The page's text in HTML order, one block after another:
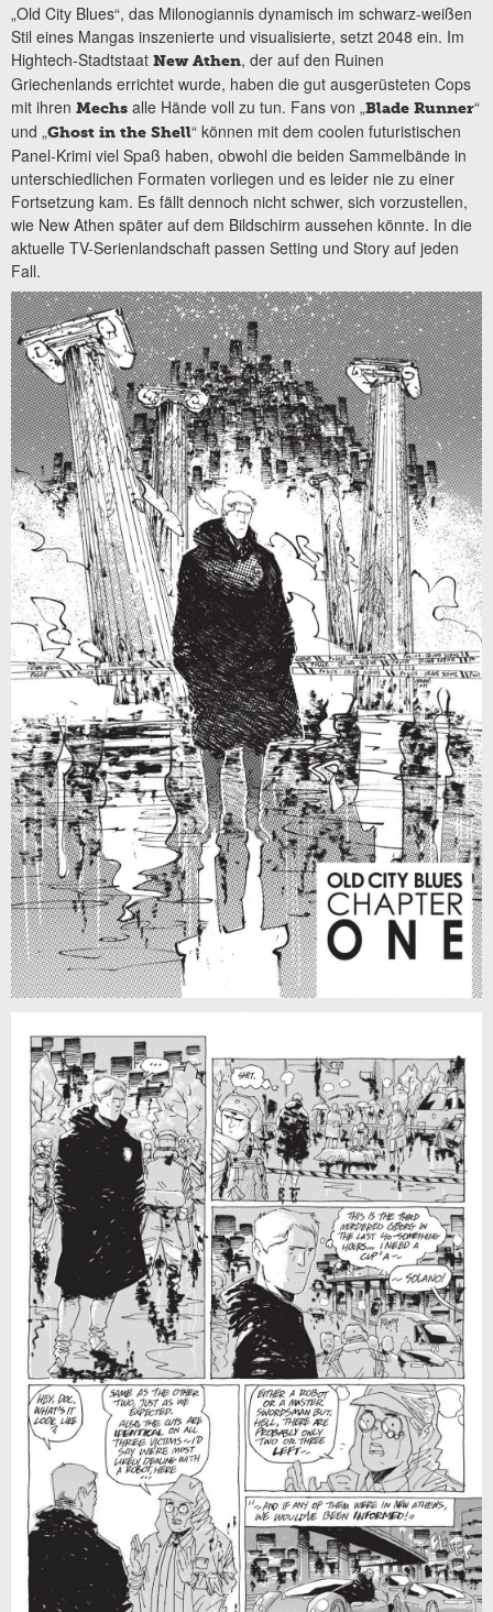
„Old City Blues“, das Milonogiannis dynamisch im schwarz-weißen
Stil eines Mangas inszenierte und visualisierte, setzt 2048 ein. Im
Hightech-Stadtstaat New Athen, der auf den Ruinen
Griechenlands errichtet wurde, haben die gut ausgerüsteten Cops
mit ihren Mechs alle Hände voll zu tun. Fans von „Blade Runner“
und „Ghost in the Shell“ können mit dem coolen futuristischen
Panel-Krimi viel Spaß haben, obwohl die beiden Sammelbände in
unterschiedlichen Formaten vorliegen und es leider nie zu einer
Fortsetzung kam. Es fällt dennoch nicht schwer, sich vorzustellen,
wie New Athen später auf dem Bildschirm aussehen könnte. In die
aktuelle TV-Serienlandschaft passen Setting und Story auf jeden
Fall.